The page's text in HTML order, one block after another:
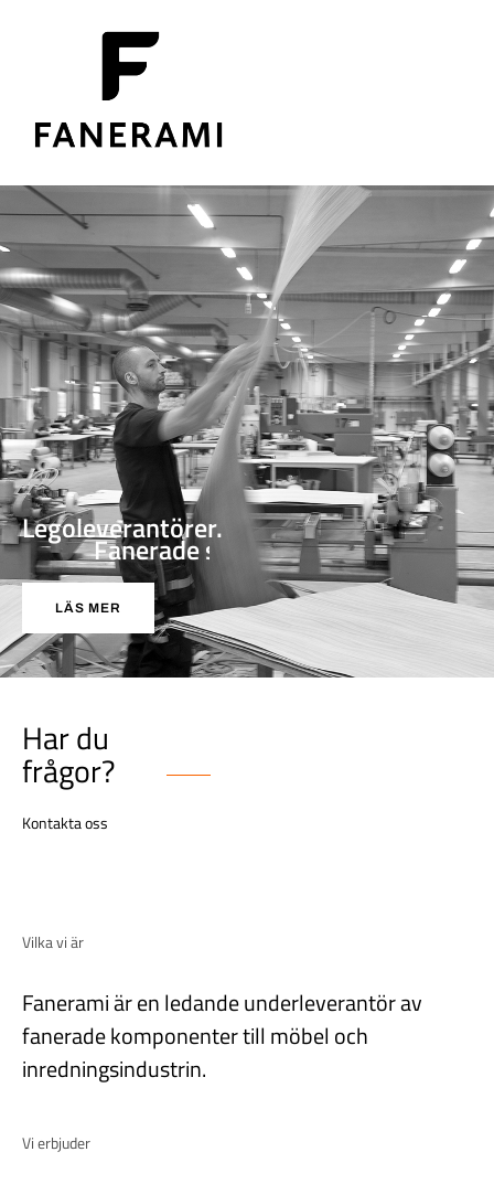
Legoleverantörer.
Faneradesk or.
LÄS MER
Har du
frågor?
Kontakta oss
Vilka vi är
Fanerami är en ledande underleverantör av
fanerade komponenter till möbel och
inredningsindustrin.
Vi erbjuder